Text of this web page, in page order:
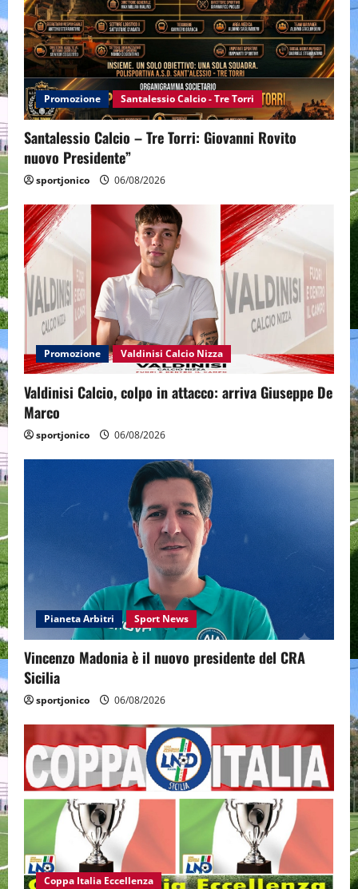
Promozione Santalessio Calcio - Tre Torri
Santalessio Calcio – Tre Torri: Giovanni Rovito
nuovo Presidente”
sportjonico 06/08/2026
Promozione Valdinisi Calcio Nizza
Valdinisi Calcio, colpo in attacco: arriva Giuseppe De
Marco
sportjonico 06/08/2026
Pianeta Arbitri Sport News
Vincenzo Madonia è il nuovo presidente del CRA
Sicilia
sportjonico 06/08/2026
Coppa Italia Eccellenza